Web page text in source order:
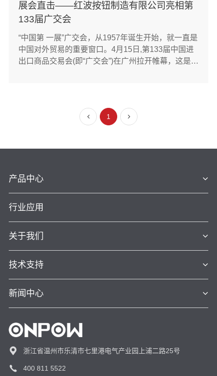
展会直击——红波按钮制造有限公司亮相第
133届广交会
“中国第 一展”广交会，从1957年诞生开始，就一直是
中国对外贸易的重要窗口。4月15日,第133届中国进
出口商品交易会(即“广交会”)在广州拉开帷幕，这是时
场】【展馆人山人海】作为···
1
浙江省温州市乐清市七里港电气产业园上浦二路25号
400 811 5522
产品中心
行业应用
关于我们
技术支持
新闻中心